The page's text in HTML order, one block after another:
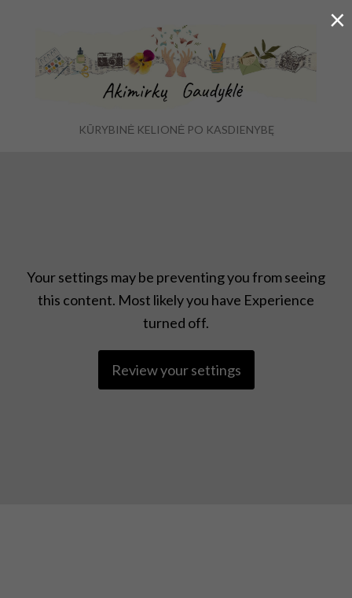
KŪRYBINĖ KELIONĖ PO KASDIENYBĘ
Your settings may be preventing you from seeing
this content. Most likely you have Experience
turned off.
Review your settings
×